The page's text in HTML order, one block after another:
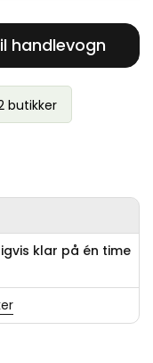
handlevogn
butikker
klar på én time